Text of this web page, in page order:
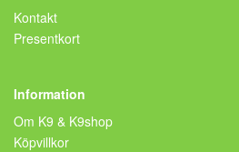
Kontakt
Presentkort
Information
Om K9 & K9shop
Köpvillkor